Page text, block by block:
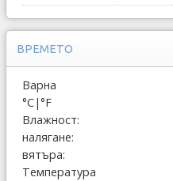
ВРЕМЕТО
Варна
°C|°F
Влажност:
налягане:
вятъра:
Температура